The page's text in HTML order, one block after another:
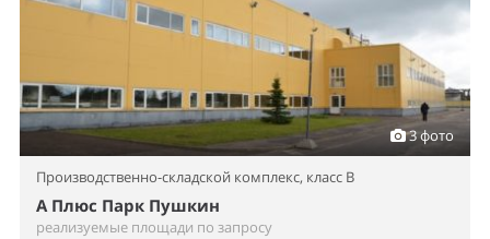
3 фото
Производственно-складской комплекс, класс B
А Плюс Парк Пушкин
реализуемые площади по запросу